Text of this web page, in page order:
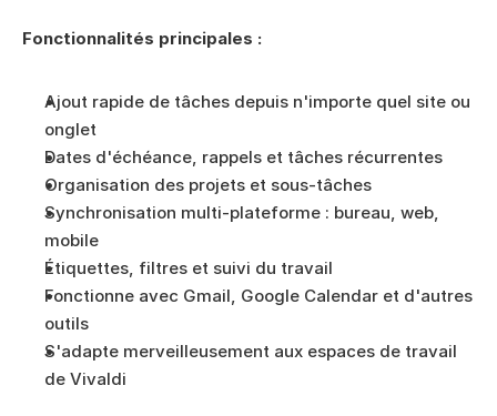
Fonctionnalités principales :
Ajout rapide de tâches depuis n'importe quel site ou
onglet
Dates d'échéance, rappels et tâches récurrentes
Organisation des projets et sous-tâches
Synchronisation multi-plateforme : bureau, web,
mobile
Étiquettes, filtres et suivi du travail
Fonctionne avec Gmail, Google Calendar et d'autres
outils
S'adapte merveilleusement aux espaces de travail
de Vivaldi